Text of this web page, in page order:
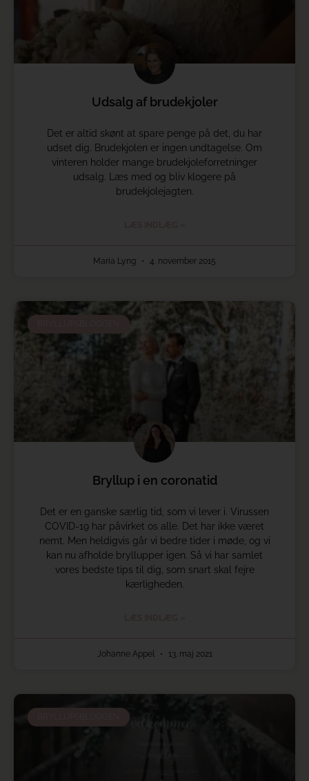
Udsalg af brudekjoler
Det er altid skønt at spare penge på det, du har
udset dig. Brudekjolen er ingen undtagelse. Om
vinteren holder mange brudekjoleforretninger
udsalg. Læs med og bliv klogere på
brudekjolejagten.
Maria Lyng 4. november 2015
Bryllup i en coronatid
Det er en ganske særlig tid, som vi lever i. Virussen
COVID-19 har påvirket os alle. Det har ikke været
nemt. Men heldigvis går vi bedre tider i møde, og vi
kan nu afholde bryllupper igen. Så vi har samlet
vores bedste tips til dig, som snart skal fejre
kærligheden.
Johanne Appel 13. maj 2021